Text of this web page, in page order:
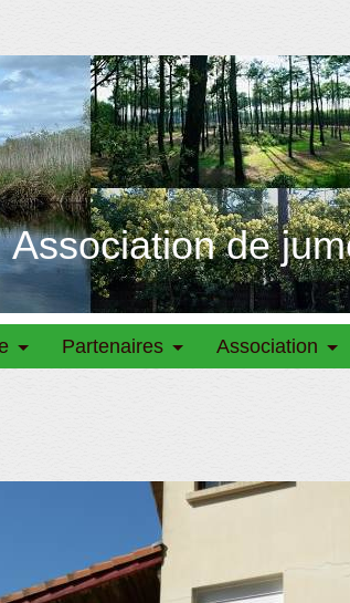
Association de
Partenaires Association